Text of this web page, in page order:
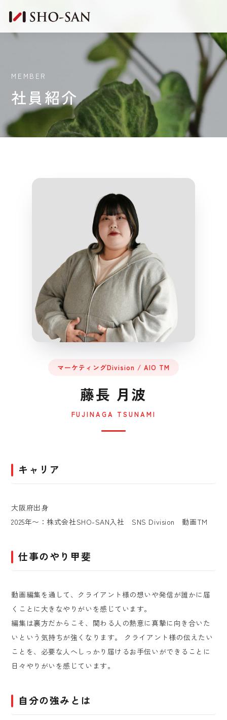
MEMBER
社員紹介
マーケティングDivision / AIO TM
藤長 月波
FUJINAGA TSUNAMI
キャリア
大阪府出身
2025年〜：株式会社SHO-SAN入社 SNS Division 動画TM
仕事のやり甲斐
動画編集を通して、クライアント様の想いや発信が誰かに届
くことに大きなやりがいを感じています。
編集は裏方だからこそ、関わる人の熱意に真摯に向き合いた
いという気持ちが強くなります。 クライアント様の伝えたい
ことを、必要な人へしっかり届けるお手伝いができることに
日々やりがいを感じています。
自分の強みとは